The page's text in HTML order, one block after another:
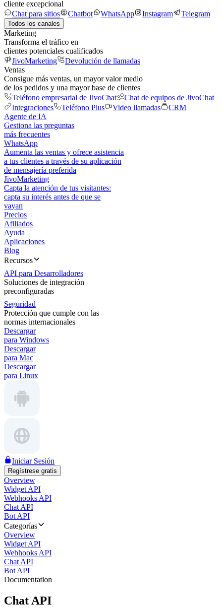
cliente excepcional
Chat para sitios
Chatbot WhatsApp Instagram Telegram
Todos los canales
Marketing
Transforma el tráfico en
clientes potenciales cualificados
JivoMarketing
Devolución de llamadas
Ventas
Consigue más ventas, un mayor valor medio
de los pedidos y una mayor base de clientes
Teléfono empresarial de JivoChat
Chat de equipos de JivoChat
Integraciones
Teléfono Plus Video llamadas
CRM
Agente de IA
Gestiona las preguntas
más frecuentes
WhatsApp
Aumenta las ventas y ofrece asistencia
a tus clientes a través de su aplicación
de mensajería preferida
JivoMarketing
Capta la atención de tus visitantes:
capta su interés antes de que se
vayan
Precios
Afiliados
Ayuda
Aplicaciones
Blog
Recursos
API para Desarrolladores
Soluciones de integración
preconfiguradas
Seguridad
Protección que cumple con las
normas internacionales
Descargar
para Windows
Descargar
para Mac
Descargar
para Linux
Iniciar Sesión
Regístrese gratis
Overview
Widget API
Webhooks API
Chat API
Bot API
Categorías
Overview
Widget API
Webhooks API
Chat API
Bot API
Documentation
Chat API